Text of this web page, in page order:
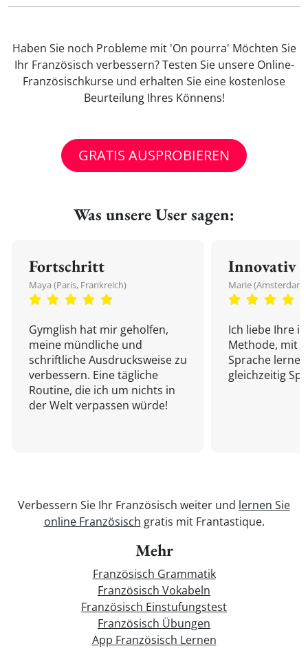
Haben Sie noch Probleme mit 'On pourra' Möchten Sie
Ihr Französisch verbessern? Testen Sie unsere Online-
Französischkurse und erhalten Sie eine kostenlose
Beurteilung Ihres Könnens!
GRATIS AUSPROBIEREN
Was unsere User sagen:
Fortschritt
Maya (Paris, Frankreich)
Gymglish hat mir geholfen,
meine mündliche und
schriftliche Ausdrucksweise zu
verbessern. Eine tägliche
Routine, die ich um nichts in
der Welt verpassen würde!
Innovativ
Marie
Ich liebe Ihre
Methode, mit
Sprache
gleichzeitig
Verbessern Sie Ihr Französisch weiter und lernen Sie
online Französisch gratis mit Frantastique.
Mehr
Französisch Grammatik
Französisch Vokabeln
Französisch Einstufungstest
Französisch Übungen
App Französisch Lernen